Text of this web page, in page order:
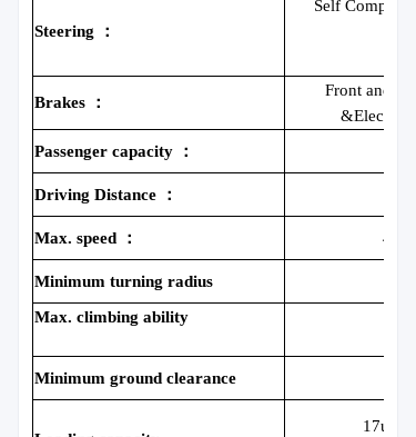
Steering ：
Self
Brakes ：
Front and
Passenger capacity
：
Driving Distance ：
Max. speed ：
Minimum turning radius
Max. climbing ability
Minimum ground clearance